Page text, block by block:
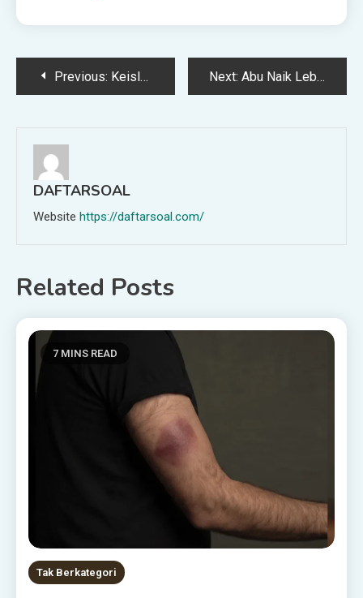
PostPrevious: Keislamanmu; Adalah Kunci Kejayaan – Syariah Online DepokSyariah Online Depok Next: Abu Naik Lebih Dua Kilometer Susulan Letusan Gunung Kanlaon
DAFTARSOAL
Website https://daftarsoal.com/
Related Posts
7 MINS READ
Tak Berkategori